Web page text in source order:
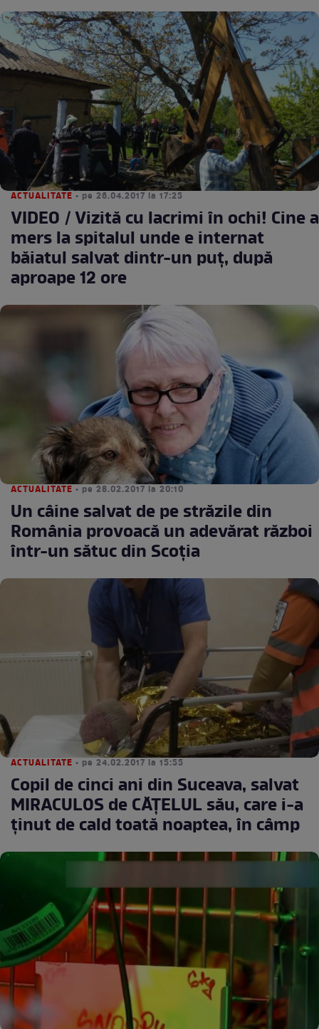
ACTUALITATE • pe 26.04.2017 la 17:25
VIDEO / Vizită cu lacrimi în ochi! Cine a
mers la spitalul unde e internat
băiatul salvat dintr-un puţ, după
aproape 12 ore
ACTUALITATE • pe 28.02.2017 la 20:10
Un câine salvat de pe străzile din
România provoacă un adevărat război
într-un sătuc din Scoţia
ACTUALITATE • pe 24.02.2017 la 15:55
Copil de cinci ani din Suceava, salvat
MIRACULOS de CĂŢELUL său, care i-a
ţinut de cald toată noaptea, în câmp